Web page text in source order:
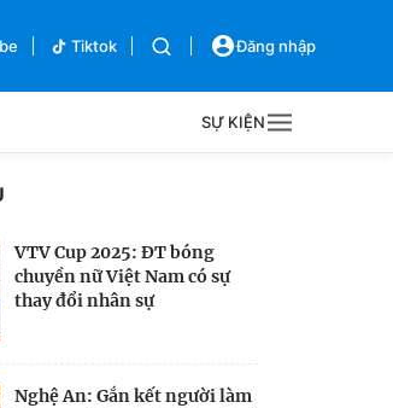
Tiktok Đăng nhập
SỰ KIỆN
Bên lề
VTV Cup 2025: ĐT bóng
chuyền nữ Việt Nam có sự
thay đổi nhân sự
Nghệ An: Gắn kết người làm